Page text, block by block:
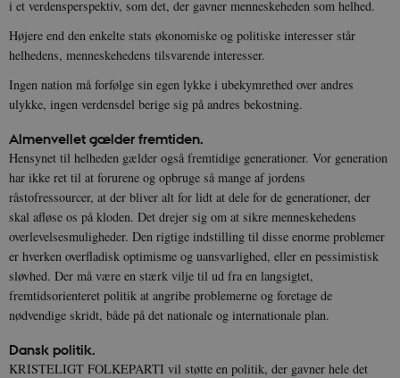
i et verdensperspektiv, som det, der gavner menneskeheden som helhed.
Højere end den enkelte stats økonomiske og politiske interesser står
helhedens, menneskehedens tilsvarende interesser.
Ingen nation må forfølge sin egen lykke i ubekymrethed over andres
ulykke, ingen verdensdel berige sig på andres bekostning.
Almenvellet gælder fremtiden.
Hensynet til helheden gælder også fremtidige generationer. Vor generation
har ikke ret til at forurene og opbruge så mange af jordens
råstofressourcer, at der bliver alt for lidt at dele for de generationer, der
skal afløse os på kloden. Det drejer sig om at sikre menneskehedens
overlevelsesmuligheder. Den rigtige indstilling til disse enorme problemer
er hverken overfladisk optimisme og uansvarlighed, eller en pessimistisk
sløvhed. Der må være en stærk vilje til ud fra en langsigtet,
fremtidsorienteret politik at angribe problemerne og foretage de
nødvendige skridt, både på det nationale og internationale plan.
Dansk politik.
KRISTELIGT FOLKEPARTI vil støtte en politik, der gavner hele det